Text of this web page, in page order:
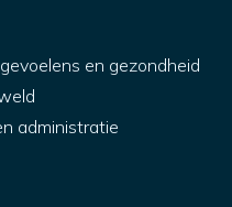
en gezondheid
administratie